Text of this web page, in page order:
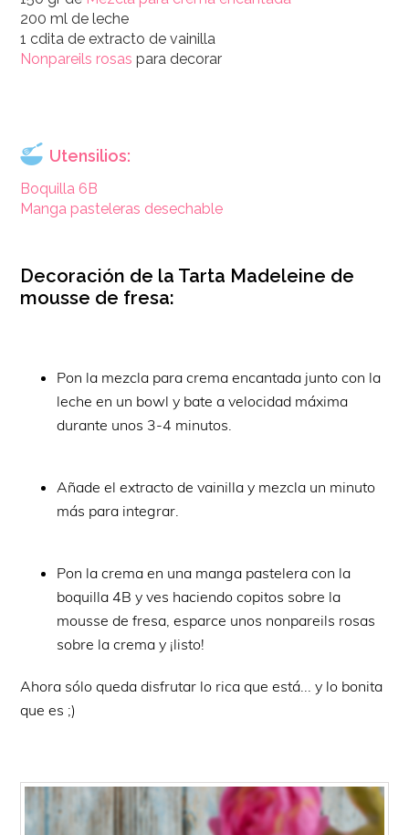
200 ml de leche
1 cdita de extracto de vainilla
Nonpareils rosaspara decorar
Utensilios:
Boquilla 6B
Manga pasteleras desechable
Decoración de la Tarta Madeleine de
mousse de fresa:
Pon la mezcla para crema encantada junto con la
leche en un bowl y bate a velocidad máxima
durante unos 3-4 minutos.
Añade el extracto de vainilla y mezcla un minuto
más para integrar.
Pon la crema en una manga pastelera con la
boquilla 4B y ves haciendo copitos sobre la
mousse de fresa, esparce unos nonpareils rosas
sobre la crema y ¡listo!
Ahora sólo queda disfrutar lo rica que está... y lo bonita
que es ;)